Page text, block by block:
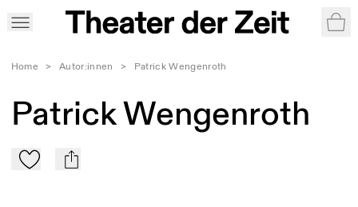
Home > Autor:innen > Patrick Wengenroth
Patrick Wengenroth
Zu Mein-TdZ hinzufügen
mail